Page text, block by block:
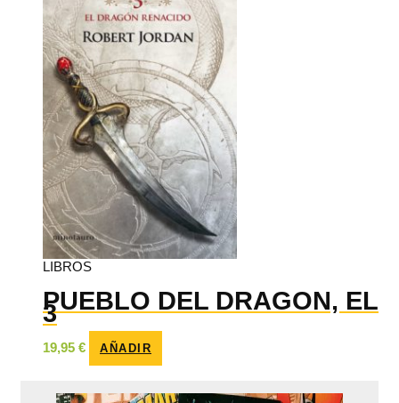
LIBROS
PUEBLO DEL DRAGON, EL
3
19,95 € AÑADIR